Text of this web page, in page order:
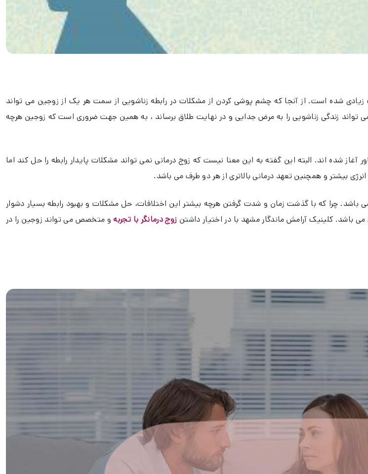
زیادی شده است. از آنجا که چشم پوشی کردن از مشکلات در رابطه زناشویی از سمت هر یک از زوجین می تواند
زندگی زناشویی را به مرض جدایی و در نهایت طلاق برساند ، به همین جهت ضروری است که زوجین هرچه
به طور میانگین، ۶ سال قبل از مراجعه به مشاور آغاز شده اند. البته این گفته به این معنا نیست که زوج درمانی نمی تواند مشکلات پایدار رابطه را حل کند اما
بیشتر و همچنین تعهد درمانی بالاتری از هر دو طرف می باشد.
می باشد. چرا که با گذشت زمان و شدت گرفتن هرچه بیشتر این اختلافات، حل مشکلات و بهبود رابطه بسیار دشوار
می باشد. کلینیک آرامش ماندگار مشهد با در اختیار داشتن زوج درمانگر با تجربهو متخصص می تواند زوجین را در